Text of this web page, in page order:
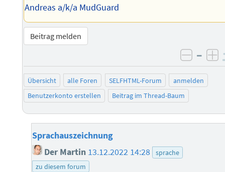
Andreas a/k/a MudGuard
Beitrag melden
–
Übersicht alle Foren SELFHTML-Forum
anmelden
Benutzerkonto erstellen
Beitrag im Thread-Baum
Sprachauszeichnung
Der Martin 13.12.2022 14:28
sprache
zu diesem forum